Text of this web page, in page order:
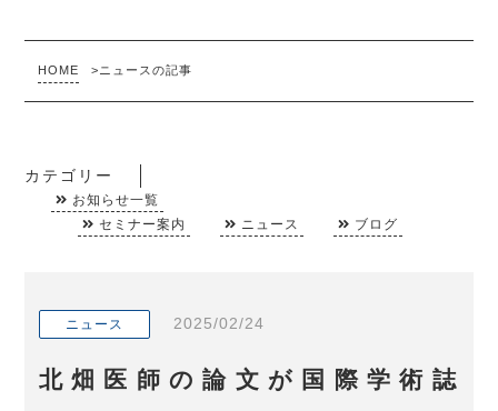
HOME > ニュースの記事
カテゴリー
お知らせ一覧
セミナー案内
ニュース ブログ
ニュース 2025/02/24
北畑医師の論文が国際学術誌